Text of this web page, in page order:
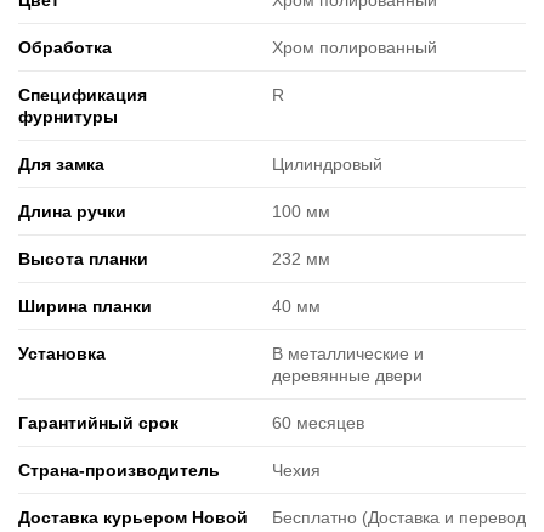
Обработка Хром полированный
Спецификация
фурнитуры
R
Для замка Цилиндровый
Длина ручки 100 мм
Высота планки 232 мм
Ширина планки 40 мм
Установка
В металлические и
деревянные двери
Гарантийный срок 60 месяцев
Страна-производитель Чехия
Доставка курьером Новой
Бесплатно (Доставка и перевод